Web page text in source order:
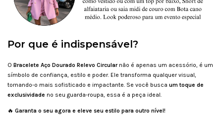
Por que é indispensável?
O Bracelete Aço Dourado Relevo Circularnão é apenas um acessório, é um
símbolo de confiança, estilo e poder. Ele transforma qualquer visual,
tornando-o mais sofisticado e impactante. Se você busca um toque de
exclusividade no seu guarda-roupa, essa é a peça ideal.
🔥 Garanta o seu agora e eleve seu estilo para outro nível!